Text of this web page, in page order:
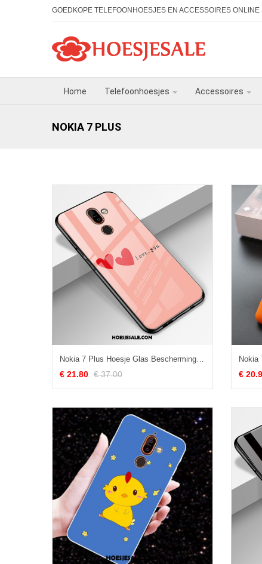
GOEDKOPE TELEFOONHOESJES EN ACCESSOIRES ONLINE
Home Telefoonhoesjes Accessoires
NOKIA 7 PLUS
Nokia 7 Plus Hoesje Glas Bescherming Roze Mobiele Telefoon Pas Goedkoop
€ 21.80 € 37.00 €